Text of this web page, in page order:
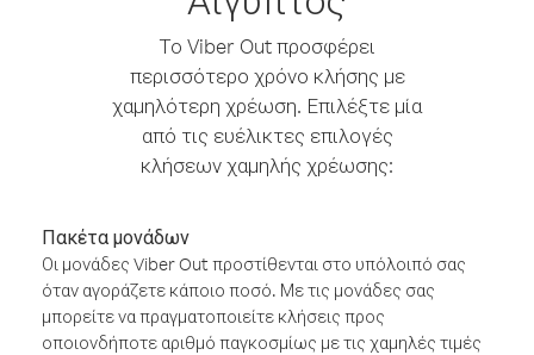
Το Viber Out προσφέρει
περισσότερο χρόνο κλήσης με
χαμηλότερη χρέωση. Επιλέξτε μία
από τις ευέλικτες επιλογές
κλήσεων χαμηλής χρέωσης:
Πακέτα μονάδων
Οι μονάδες Viber Out προστίθενται στο υπόλοιπό σας
όταν αγοράζετε κάποιο ποσό. Με τις μονάδες σας
μπορείτε να πραγματοποιείτε κλήσεις προς
οποιονδήποτε αριθμό παγκοσμίως με τις χαμηλές τιμές